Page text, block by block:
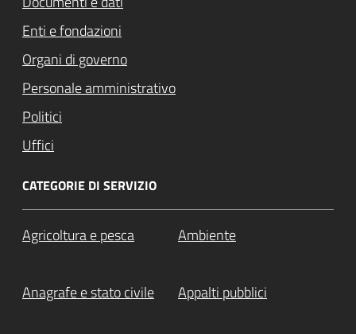
Enti e fondazioni
Organi di governo
Personale amministrativo
Politici
Uffici
CATEGORIE DI SERVIZIO
Agricoltura e pesca Ambiente
Anagrafe e stato civile Appalti pubblici